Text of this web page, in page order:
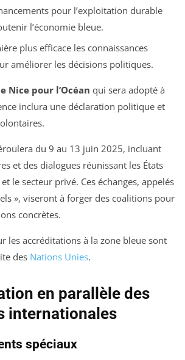
pour l’exploitation durable
l’économie bleue.
plus efficace les connaissances
améliorer les décisions politiques.
Nice pour l’Océan qui sera adopté à
inclura une déclaration politique et
du 9 au 13 juin 2025, incluant
et des dialogues réunissant les États
le secteur privé. Ces échanges, appelés
», viseront à forger des coalitions pour
concrètes.
les accréditations à la zone bleue sont
des Nations Unies.
en parallèle des
internationales
spéciaux